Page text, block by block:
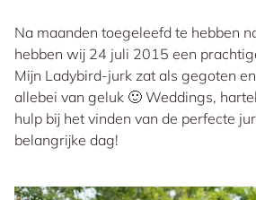
Na maanden toegeleefd te hebben
hebben wij 24 juli 2015 een
Mijn Ladybird-jurk zat als gegoten
allebei van geluk 🙂 Weddings,
hulp bij het vinden van de perfecte
belangrijke dag!